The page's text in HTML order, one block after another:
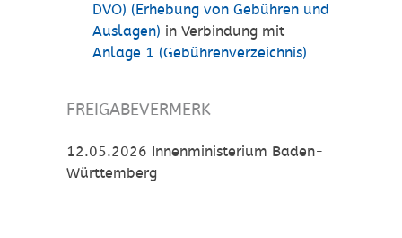
DVO) (Erhebung von Gebühren und
Auslagen) in Verbindung mit
Anlage 1 (Gebührenverzeichnis)
FREIGABEVERMERK
12.05.2026 Innenministerium Baden-
Württemberg